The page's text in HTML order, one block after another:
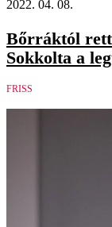
2022. 04. 08.
Bőrráktól
Sokkolta a
FRISS